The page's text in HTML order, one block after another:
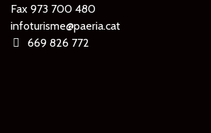
Fax 973 700 480
infoturisme@paeria.cat
669 826 772